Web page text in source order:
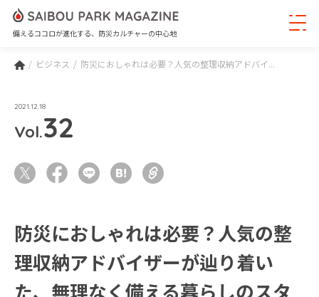
備えるココロが進化する、防災カルチャーの中心地
ビジネス 防災におしゃれは必要？人気の整理収納アドバイ...
2021.12.18
Vol.32
防災におしゃれは必要？人気の整
理収納アドバイザーが辿り着い
た、無理なく備える暮らしのスタ